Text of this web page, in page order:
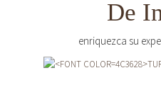
De
enriquezca su